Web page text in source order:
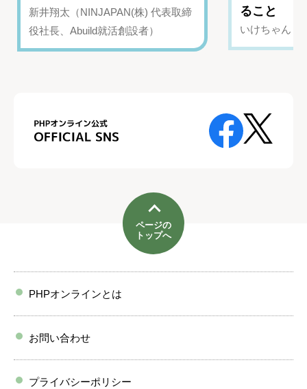
新井翔太（NINJAPAN(株) 代表取締
役社長、Abuild就活創設者）
ること
いけちゃん（
ページの
トップへ
PHPオンラインとは
お問い合わせ
プライバシーポリシー